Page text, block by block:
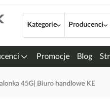
Kategorie Producenci
Promocje Blog
45G| Biuro handlowe KE